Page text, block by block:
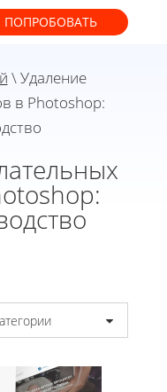
ПОПРОБОВАТЬ
\ Удаление
в Photoshop: